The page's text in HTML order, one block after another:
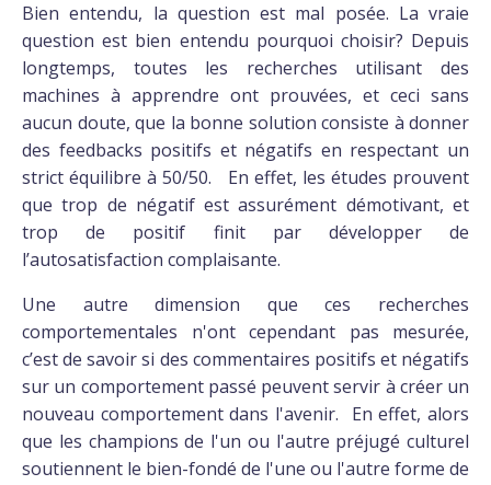
Bien entendu, la question est mal posée. La vraie
question est bien entendu pourquoi choisir? Depuis
longtemps, toutes les recherches utilisant des
machines à apprendre ont prouvées, et ceci sans
aucun doute, que la bonne solution consiste à donner
des feedbacks positifs et négatifs en respectant un
strict équilibre à 50/50. En effet, les études prouvent
que trop de négatif est assurément démotivant, et
trop de positif finit par développer de
l’autosatisfaction complaisante.
Une autre dimension que ces recherches
comportementales n'ont cependant pas mesurée,
c’est de savoir si des commentaires positifs et négatifs
sur un comportement passé peuvent servir à créer un
nouveau comportement dans l'avenir. En effet, alors
que les champions de l'un ou l'autre préjugé culturel
soutiennent le bien-fondé de l'une ou l'autre forme de